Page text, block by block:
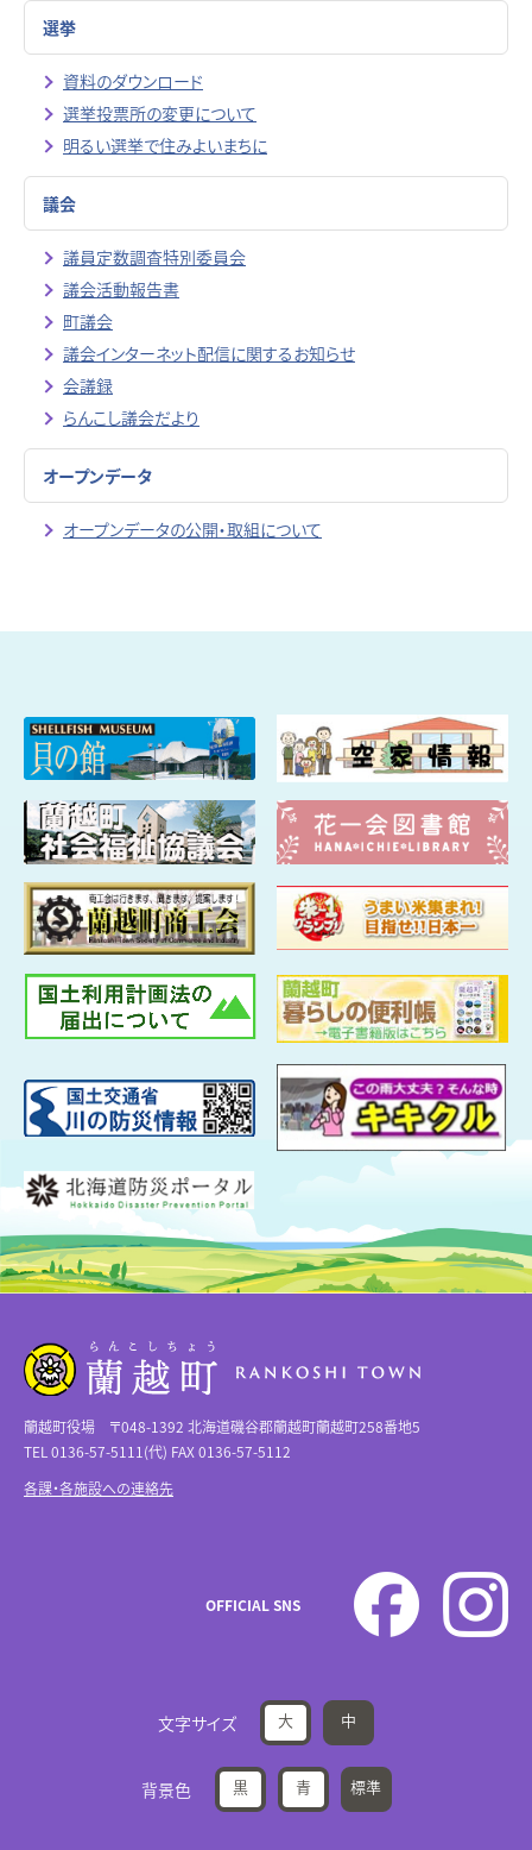
選挙
資料のダウンロード
選挙投票所の変更について
明るい選挙で住みよいまちに
議会
議員定数調査特別委員会
議会活動報告書
町議会
議会インターネット配信に関するお知らせ
会議録
らんこし議会だより
オープンデータ
オープンデータの公開・取組について
蘭越町役場 〒048-1392 北海道磯谷郡蘭越町蘭越町258番地5
TEL 0136-57-5111(代) FAX 0136-57-5112
各課・各施設への連絡先
OFFICIAL SNS
文字サイズ 大 中
背景色 黒 青 標準